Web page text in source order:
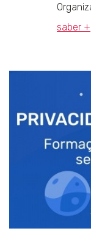
saber +